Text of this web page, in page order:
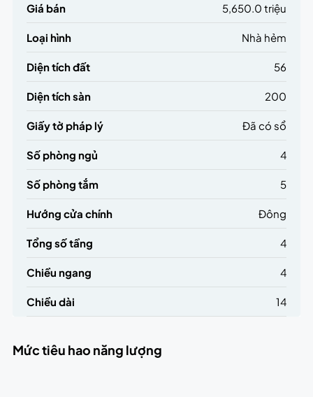
Giá bán 5,650.0 triệu
Loại hình Nhà hẻm
Diện tích đất 56
Diện tích sàn 200
Giấy tờ pháp lý Đã có sổ
Số phòng ngủ 4
Số phòng tắm 5
Hướng cửa chính Đông
Tổng số tầng 4
Chiều ngang 4
Chiều dài 14
Mức tiêu hao năng lượng